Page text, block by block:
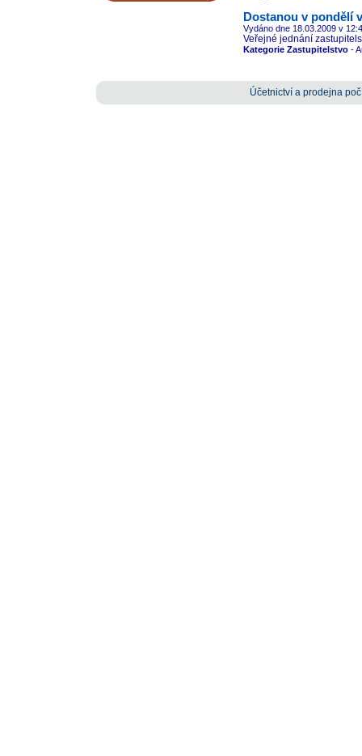
Dostanou v pondělí
Vydáno dne 18.03.2009 v
Veřejné jednání
Kategorie Zastupitelstvo -
Účetnictví a prodejna